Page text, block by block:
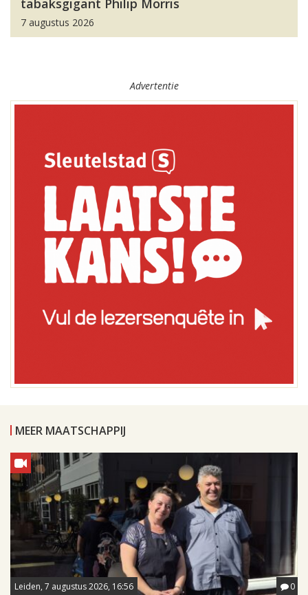
tabaksgigant Philip Morris
7 augustus 2026
Advertentie
MEER MAATSCHAPPIJ
Leiden, 7 augustus 2026, 16:56 0